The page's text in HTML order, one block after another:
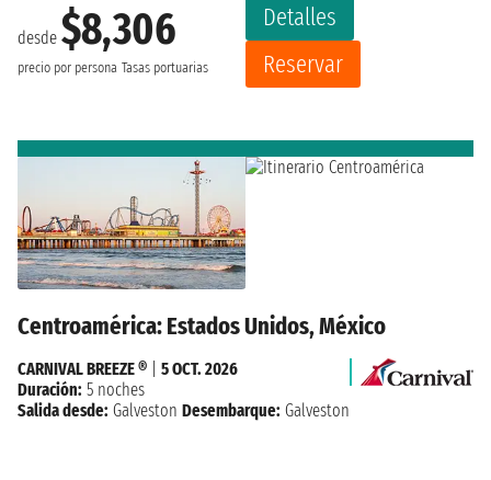
desde $8,306
precio por persona Tasas portuarias
Detalles
Reservar
Centroamérica: Estados Unidos, México
CARNIVAL BREEZE ®
5 OCT. 2026
Duración: 5 noches
Salida desde: Galveston Desembarque: Galveston